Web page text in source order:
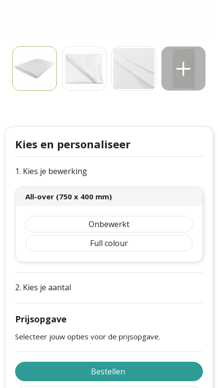
Craft
Thule
Case Logic
Stanley
Kerstspellen
Kersttassen
kerstkaarsen
Kies en personaliseer
1. Kies je bewerking
All-over (750 x 400 mm)
Onbewerkt
Full colour
2. Kies je aantal
Prijsopgave
Selecteer jouw opties voor de prijsopgave.
Bestellen